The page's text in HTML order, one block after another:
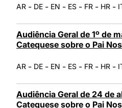
AR - DE - EN - ES - FR - HR -
Audiência Geral de 1º de
Catequese sobre o Pai
AR - DE - EN - ES - FR - HR -
Audiência Geral de 24 de
Catequese sobre o Pai